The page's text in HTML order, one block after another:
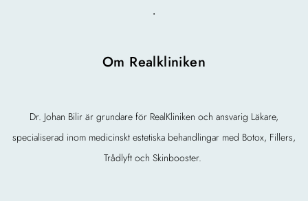
Om Realkliniken
Dr. Johan Bilir är grundare för RealKliniken och ansvarig Läkare,
specialiserad inom medicinskt estetiska behandlingar med Botox, Fillers,
Trådlyft och Skinbooster.
.